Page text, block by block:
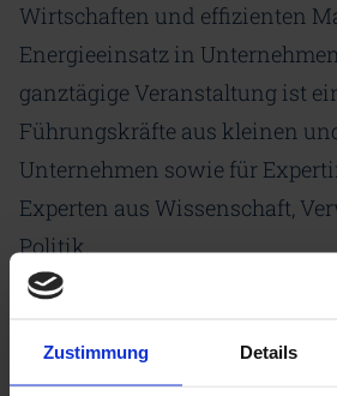
Zustimmung Details
Wirtschaften und effizienten
Energieeinsatz in
ganztägige Veranstaltung ist
Führungskräfte aus kleinen
Unternehmen sowie für
Experten aus Wissenschaft,
Politik.
Unternehmen erhalten auf der
Impulse, wie sie Materialien
ihre Wettbewerbsfähigkeit